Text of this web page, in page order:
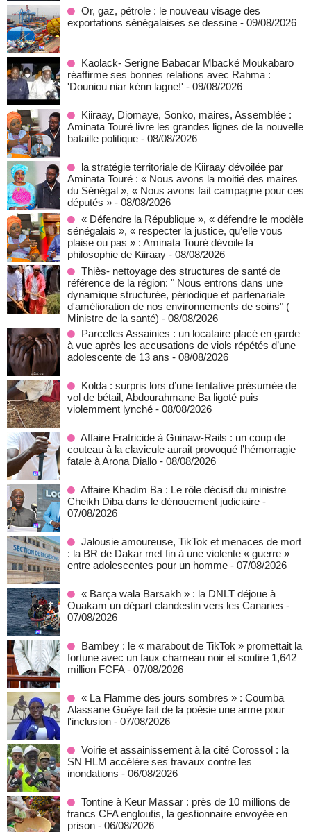
Or, gaz, pétrole : le nouveau visage des
exportations sénégalaises se dessine - 09/08/2026
Kaolack- Serigne Babacar Mbacké Moukabaro
réaffirme ses bonnes relations avec Rahma :
'Douniou niar kénn lagne!' - 09/08/2026
Kiiraay, Diomaye, Sonko, maires, Assemblée :
Aminata Touré livre les grandes lignes de la nouvelle
bataille politique - 08/08/2026
la stratégie territoriale de Kiiraay dévoilée par
Aminata Touré : « Nous avons la moitié des maires
du Sénégal », « Nous avons fait campagne pour ces
députés » - 08/08/2026
« Défendre la République », « défendre le modèle
sénégalais », « respecter la justice, qu’elle vous
plaise ou pas » : Aminata Touré dévoile la
philosophie de Kiiraay - 08/08/2026
Thiès- nettoyage des structures de santé de
référence de la région: " Nous entrons dans une
dynamique structurée, périodique et partenariale
d'amélioration de nos environnements de soins" (
Ministre de la santé) - 08/08/2026
Parcelles Assainies : un locataire placé en garde
à vue après les accusations de viols répétés d’une
adolescente de 13 ans - 08/08/2026
Kolda : surpris lors d’une tentative présumée de
vol de bétail, Abdourahmane Ba ligoté puis
violemment lynché - 08/08/2026
Affaire Fratricide à Guinaw-Rails : un coup de
couteau à la clavicule aurait provoqué l’hémorragie
fatale à Arona Diallo - 08/08/2026
Affaire Khadim Ba : Le rôle décisif du ministre
Cheikh Diba dans le dénouement judiciaire -
07/08/2026
Jalousie amoureuse, TikTok et menaces de mort
: la BR de Dakar met fin à une violente « guerre »
entre adolescentes pour un homme - 07/08/2026
« Barça wala Barsakh » : la DNLT déjoue à
Ouakam un départ clandestin vers les Canaries -
07/08/2026
Bambey : le « marabout de TikTok » promettait la
fortune avec un faux chameau noir et soutire 1,642
million FCFA - 07/08/2026
« La Flamme des jours sombres » : Coumba
Alassane Guèye fait de la poésie une arme pour
l'inclusion - 07/08/2026
Voirie et assainissement à la cité Corossol : la
SN HLM accélère ses travaux contre les
inondations - 06/08/2026
Tontine à Keur Massar : près de 10 millions de
francs CFA engloutis, la gestionnaire envoyée en
prison - 06/08/2026